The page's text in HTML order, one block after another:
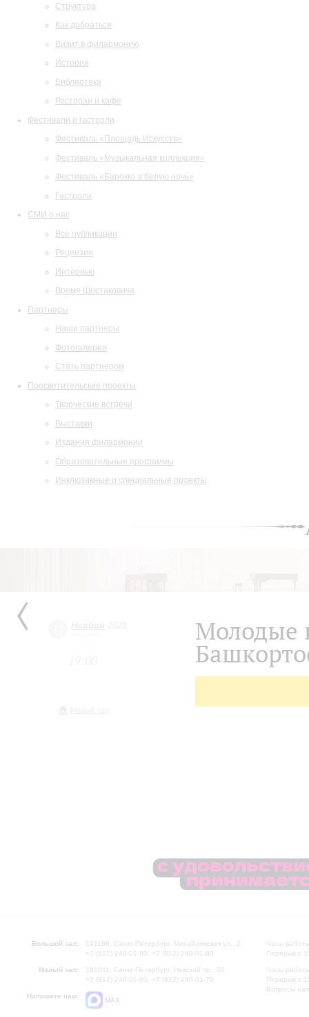
Структура
Как добраться
Визит в филармонию
История
Библиотека
Ресторан и кафе
Фестивали и гастроли
Фестиваль «Площадь Искусств»
Фестиваль «Музыкальная коллекция»
Фестиваль «Барокко в белую ночь»
Гастроли
СМИ о нас
Все публикации
Рецензии
Интервью
Время Шостаковича
Партнеры
Наши партнеры
Фотогалерея
Стать партнером
Просветительские проекты
Творческие встречи
Выставки
Издания филармонии
Образовательные программы
Инклюзивные и специальные проекты
Молодые
Большой зал:
191186, Санкт-Петербург, Михайловская ул., 2
+7 (812) 240-01-00, +7 (812) 240-01-80
Малый зал:
191011, Санкт-Петербург, Невский пр., 30
+7 (812) 240-01-00, +7 (812) 240-01-70
Напишите нам:
MAX
Часы
Перерыв с
Часы
Перерыв с
Вопросы